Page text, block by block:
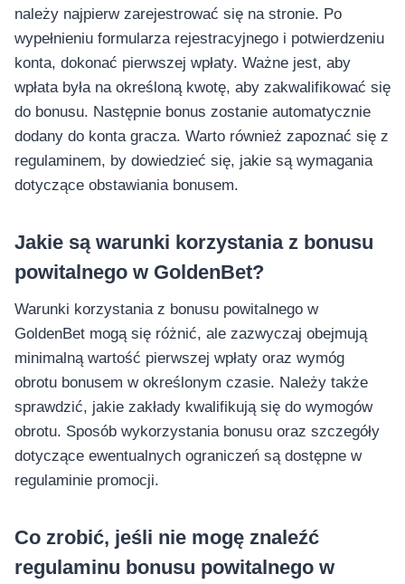
należy najpierw zarejestrować się na stronie. Po
wypełnieniu formularza rejestracyjnego i potwierdzeniu
konta, dokonać pierwszej wpłaty. Ważne jest, aby
wpłata była na określoną kwotę, aby zakwalifikować się
do bonusu. Następnie bonus zostanie automatycznie
dodany do konta gracza. Warto również zapoznać się z
regulaminem, by dowiedzieć się, jakie są wymagania
dotyczące obstawiania bonusem.
Jakie są warunki korzystania z bonusu
powitalnego w GoldenBet?
Warunki korzystania z bonusu powitalnego w
GoldenBet mogą się różnić, ale zazwyczaj obejmują
minimalną wartość pierwszej wpłaty oraz wymóg
obrotu bonusem w określonym czasie. Należy także
sprawdzić, jakie zakłady kwalifikują się do wymogów
obrotu. Sposób wykorzystania bonusu oraz szczegóły
dotyczące ewentualnych ograniczeń są dostępne w
regulaminie promocji.
Co zrobić, jeśli nie mogę znaleźć
regulaminu bonusu powitalnego w